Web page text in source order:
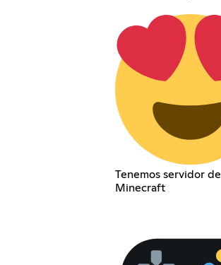
Tenemos servidor de
Minecraft